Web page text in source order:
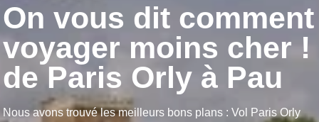
On vous dit comment
voyager moins cher !
de Paris Orly à Pau
Nous avons trouvé les meilleurs bons plans : Vol Paris Orly